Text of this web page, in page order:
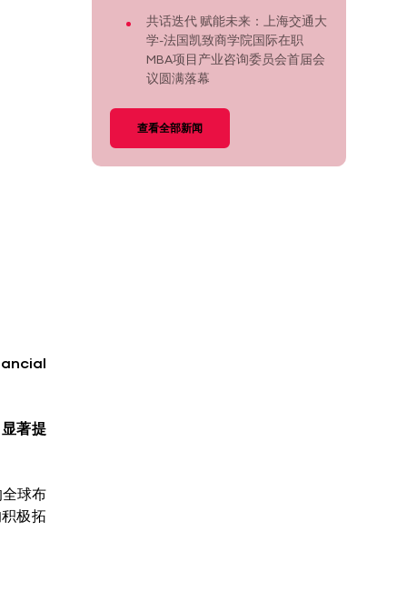
著提
球布
极拓
共话迭代 赋能未来：上海交通大
学-法国凯致商学院国际在职
MBA项目产业咨询委员会首届会
议圆满落幕
查看全部新闻